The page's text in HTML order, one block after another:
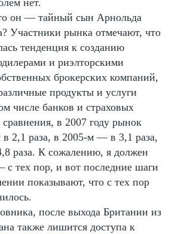
он — тайный сын Арнольда
Участники рынка отмечают, что
тенденция к созданию
и риэлторскими
брокерских компаний,
продукты и услуги
числе банков и страховых
в 2007 году рынок
2,1 раза, в 2005-м — в 3,1 раза,
раза. К сожалению, я должен
с тех пор, и вот последние шаги
показывают, что с тех пор
после выхода Британии из
также лишится доступа к